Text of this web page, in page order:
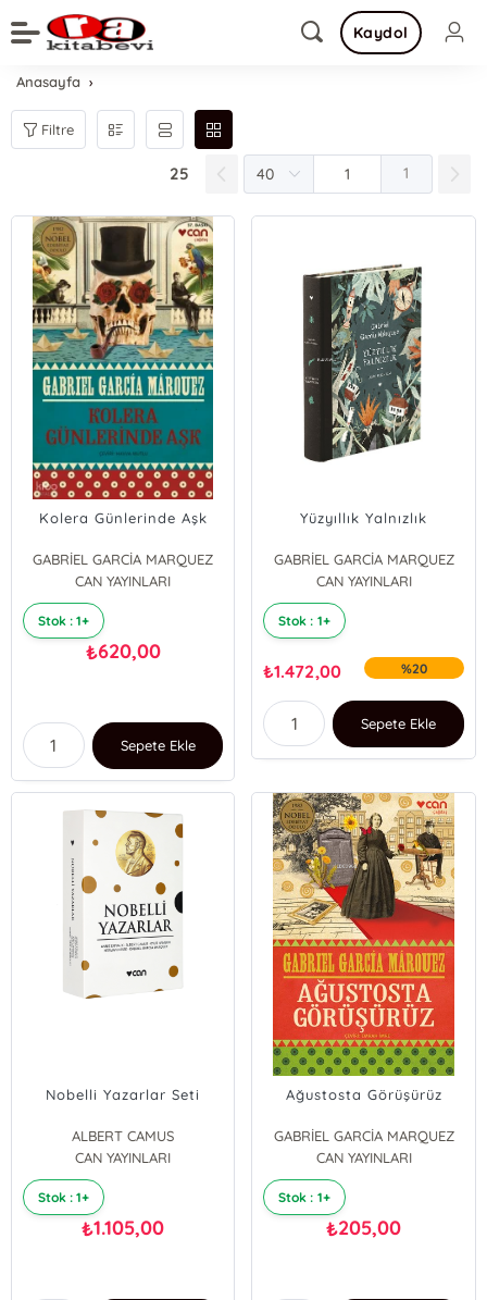
Kaydol
Anasayfa
Filtre
25 1
Kolera Günlerinde Aşk
GABRİEL GARCİA MARQUEZ
CAN YAYINLARI
Stok : 1+
₺620,00
Sepete Ekle
Yüzyıllık Yalnızlık
GABRİEL GARCİA MARQUEZ
CAN YAYINLARI
Stok : 1+
₺1.472,00 %20
Sepete Ekle
Nobelli Yazarlar Seti
ALBERT CAMUS
Annie Ernaux
GABRİEL GARCİA MARQUEZ
Herman Hesse
KNUT HAMSUN
CAN YAYINLARI
Stok : 1+
₺1.105,00
Ağustosta Görüşürüz
GABRİEL GARCİA MARQUEZ
CAN YAYINLARI
Stok : 1+
₺205,00